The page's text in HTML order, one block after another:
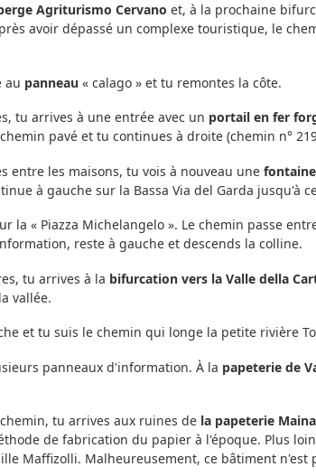
Agriturismo Cervano et, à la prochaine
avoir dépassé un complexe touristique, le
au panneau « calago » et tu remontes la côte.
tu arrives à une entrée avec un portail en fer
pavé et tu continues à droite (chemin n°
entre les maisons, tu vois à nouveau une
à gauche sur la Bassa Via del Garda jusqu'à
la « Piazza Michelangelo ». Le chemin passe
reste à gauche et descends la colline.
tu arrives à la bifurcation vers la Valle della
vallée.
et tu suis le chemin qui longe la petite rivière
panneaux d'information. À la papeterie de
tu arrives aux ruines de la papeterie
de fabrication du papier à l'époque. Plus
Maffizolli. Malheureusement, ce bâtiment n'est